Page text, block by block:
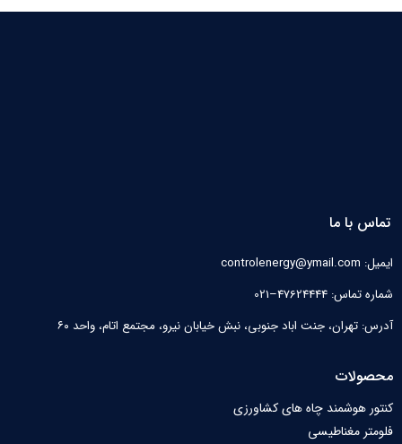
تماس با ما
ایمیل: controlenergy@ymail.com
شماره تماس: 47624444–021
آدرس: تهران، جنت اباد جنوبی، نبش خیابان نیرو‌، مجتمع اتام، واحد ۶۰
محصولات
کنتور هوشمند چاه های کشاورزی
فلومتر مغناطیسی